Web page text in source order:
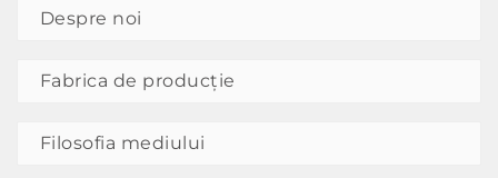
Despre noi
Fabrica de producție
Filosofia mediului